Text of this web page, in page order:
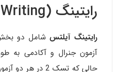
رایتینگ (Writing)
رایتینگ آیلتس
آزمون جنرال و آکادمی به
حالی که تسک 2 در